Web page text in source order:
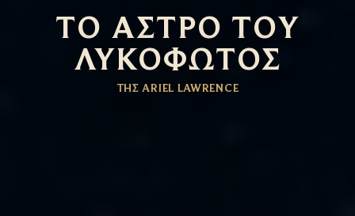
ΤΟ ΆΣΤΡΟ ΤΟΥ
ΛΥΚΌΦΩΤΟΣ
ΤΗΣ ARIEL LAWRENCE